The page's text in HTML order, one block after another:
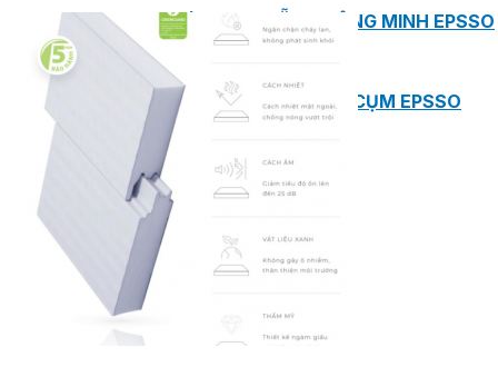
TRẠM BƠM TÍCH HỢP SẴN THÔNG MINH EPSSO
HỆ THỐNG BƠM PCCC NGUYÊN CỤM EPSSO
BƠM CHÌM PACKAGE EPSSO
Van Watts